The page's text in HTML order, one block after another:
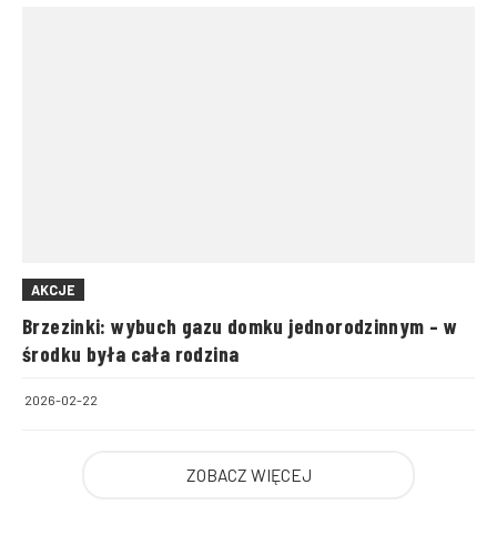
AKCJE
Brzezinki: wybuch gazu domku jednorodzinnym – w
środku była cała rodzina
2026-02-22
ZOBACZ WIĘCEJ